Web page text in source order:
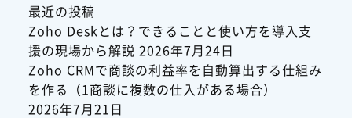
最近の投稿
Zoho Deskとは？できることと使い方を導入支
援の現場から解説 2026年7月24日
Zoho CRMで商談の利益率を自動算出する仕組み
を作る（1商談に複数の仕入がある場合）
2026年7月21日